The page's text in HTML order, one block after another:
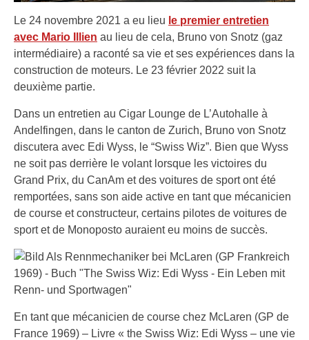
Le 24 novembre 2021 a eu lieu le premier entretien
avec Mario Illien au lieu de cela, Bruno von Snotz (gaz
intermédiaire) a raconté sa vie et ses expériences dans la
construction de moteurs. Le 23 février 2022 suit la
deuxième partie.
Dans un entretien au Cigar Lounge de L’Autohalle à
Andelfingen, dans le canton de Zurich, Bruno von Snotz
discutera avec Edi Wyss, le “Swiss Wiz”. Bien que Wyss
ne soit pas derrière le volant lorsque les victoires du
Grand Prix, du CanAm et des voitures de sport ont été
remportées, sans son aide active en tant que mécanicien
de course et constructeur, certains pilotes de voitures de
sport et de Monoposto auraient eu moins de succès.
En tant que mécanicien de course chez McLaren (GP de
France 1969) – Livre « the Swiss Wiz: Edi Wyss – une vie